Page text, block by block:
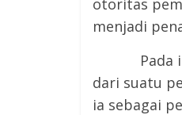
otoritas
menjadi
Pada
dari suatu
ia sebagai